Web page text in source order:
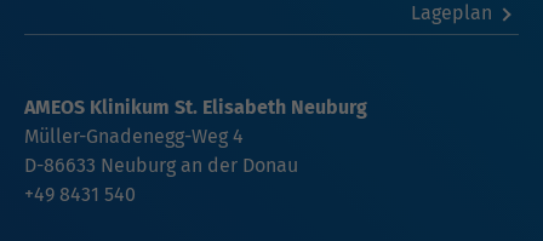
Lageplan
AMEOS Klinikum St. Elisabeth Neuburg
Müller-Gnadenegg-Weg 4
D-86633 Neuburg an der Donau
+49 8431 540